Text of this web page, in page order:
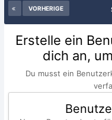
VORHERIGE
Erstelle ein
dich an,
Du musst ein